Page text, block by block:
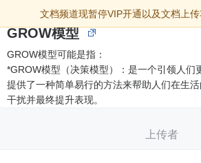
文档频道现暂停VIP开通以及文档上
GROW模型
GROW模型可能是指：
*GROW模型（决策模型）：是一个引领人们
提供了一种简单易行的方法来帮助人们在生
干扰并最终提升表现。
上传者